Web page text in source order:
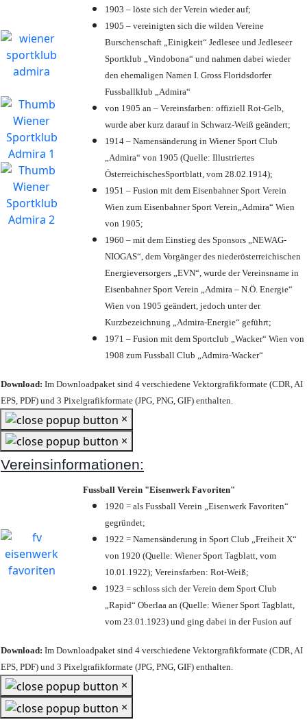
1903 – löste sich der Verein wieder auf;
1905 – vereinigten sich die wilden Vereine
Burschenschaft „Einigkeit“ Jedlesee und Jedleseer
Sportklub „Vindobona“ und nahmen dabei wieder
den ehemaligen Namen I. Gross Floridsdorfer
Fussballklub „Admira“
von 1905 an – Vereinsfarben: offiziell Rot-Gelb,
wurde aber kurz darauf in Schwarz-Weiß geändert;
1914 – Namensänderung in Wiener Sport Club
„Admira“ von 1905 (Quelle: Illustriertes
ÖsterreichischesSportblatt, vom 28.02.1914);
1951 – Fusion mit dem Eisenbahner Sport Verein
Wien zum Eisenbahner Sport Verein„Admira“ Wien
von 1905;
1960 – mit dem Einstieg des Sponsors „NEWAG-
NIOGAS“, dem Vorgänger des niederösterreichischen
Energieversorgers „EVN“, wurde der Vereinsname in
Eisenbahner Sport Verein „Admira – N.Ö. Energie“
Wien von 1905 geändert, jedoch unter der
Kurzbezeichnung „Admira-Energie“ geführt;
1971 – Fusion mit dem Sportclub „Wacker“ Wien von
1908 zum Fussball Club „Admira-Wacker“
Download: Im Downloadpaket sind 4 verschiedene Vektorgrafikformate (CDR, AI
EPS, PDF) und 3 Pixelgrafikformate (JPG, PNG, GIF) enthalten.
×
×
Vereinsinformationen:
Fussball Verein "Eisenwerk Favoriten"
1920 = als Fussball Verein „Eisenwerk Favoriten“
gegründet;
1922 = Namensänderung in Sport Club „Freiheit X“
von 1920 (Quelle: Wiener Sport Tagblatt, vom
10.01.1922); Vereinsfarben: Rot-Weiß;
1923 = schloss sich der Verein dem Sport Club
„Rapid“ Oberlaa an (Quelle: Wiener Sport Tagblatt,
vom 23.01.1923) und ging dabei in der Fusion auf
Download: Im Downloadpaket sind 4 verschiedene Vektorgrafikformate (CDR, AI
EPS, PDF) und 3 Pixelgrafikformate (JPG, PNG, GIF) enthalten.
×
×